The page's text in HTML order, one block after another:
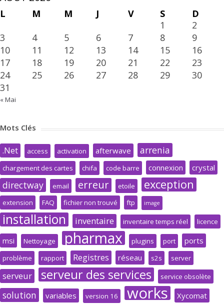
L M M J V S
D
1
2
3
4 5 6 7 8
9
10
11 12 13 14 15
16
17
18 19 20 21 22
23
24
25 26 27 28 29
30
31
« Mai
Mots Clés
.Net access activation afterwave arrenia
chargement des cartes chifa code barre connexion crystal
directway email erreur etoile exception
extension FAQ fichier non trouvé ftp image
installation inventaire inventaire temps réel licence
msi Nettoyage pharmax plugins port ports
problème rapport Registres réseau s2s server
serveur serveur des services service obsolète
solution variables version 16 works Xycomat